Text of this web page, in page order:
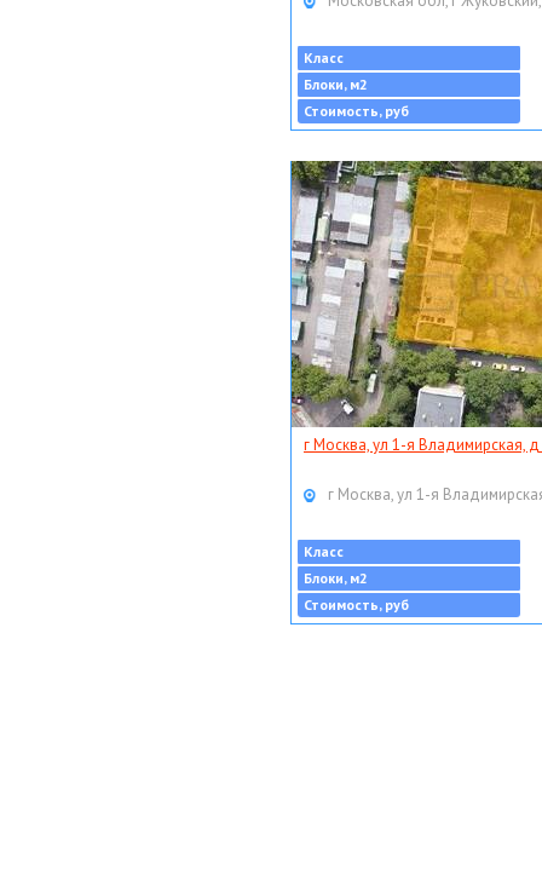
Класс
Блоки, м2
Стоимость, руб
г Москва, ул 1-я Владимирская, д
г Москва, ул 1-я
Класс
Блоки, м2
Стоимость, руб